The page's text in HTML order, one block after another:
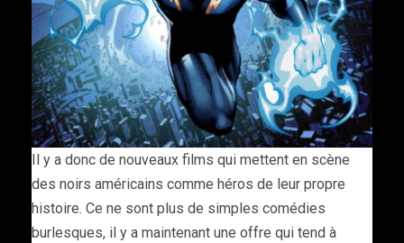
Il y a donc de nouveaux films qui mettent en scène
des noirs américains comme héros de leur propre
histoire. Ce ne sont plus de simples comédies
burlesques, il y a maintenant une offre qui tend à